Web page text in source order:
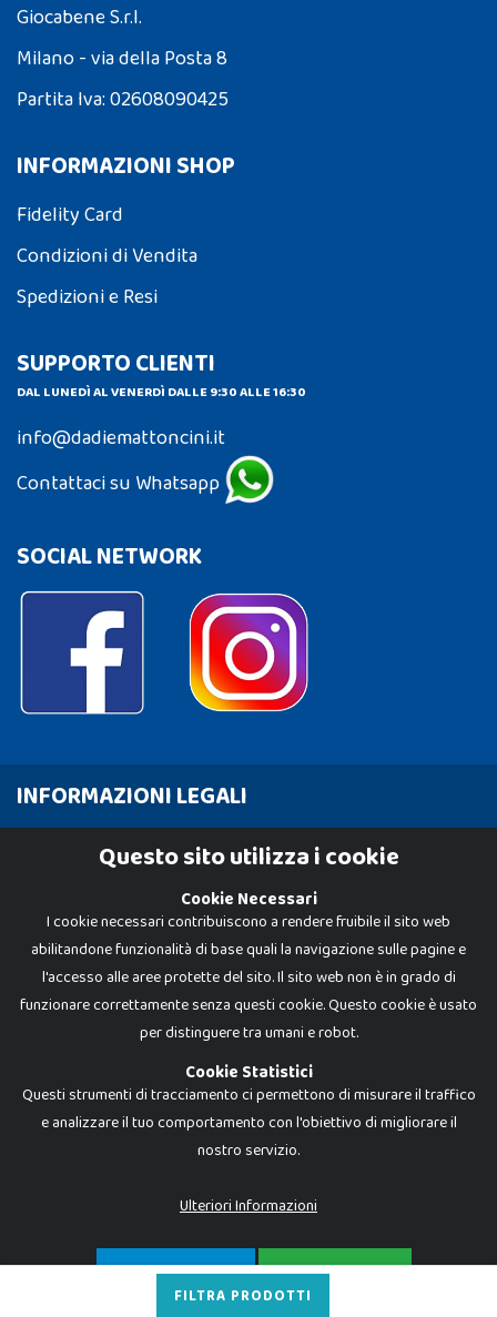
FILTRA PRODOTTI
Giocabene S.r.l.
Milano - via della Posta 8
Partita Iva: 02608090425
INFORMAZIONI SHOP
Fidelity Card
Condizioni di Vendita
Spedizioni e Resi
SUPPORTO CLIENTI
DAL LUNEDÌ AL VENERDÌ DALLE 9:30 ALLE 16:30
info@dadiemattoncini.it
Contattaci su Whatsapp
SOCIAL NETWORK
INFORMAZIONI LEGALI
Cookie Policy
Dadi e Mattoncini è un brand di Giocabene Srl. Ogni riproduzione o utilizzo non
I prezzi e le promozioni pubblicate potrebbero differire da quanto esposto in
P.IVA 02608090425 - REA AN201199 - C.S. 10.000 i.v.
Questo sito utilizza i cookie
Cookie Necessari
I cookie necessari contribuiscono a rendere fruibile il sito web
abilitandone funzionalità di base quali la navigazione sulle pagine e
l'accesso alle aree protette del sito. Il sito web non è in grado di
funzionare correttamente senza questi cookie. Questo cookie è usato
per distinguere tra umani e robot.
Cookie Statistici
Questi strumenti di tracciamento ci permettono di misurare il traffico
e analizzare il tuo comportamento con l'obiettivo di migliorare il
nostro servizio.
Ulteriori Informazioni
SOLO NECESSARI ACCETTA TUTTO